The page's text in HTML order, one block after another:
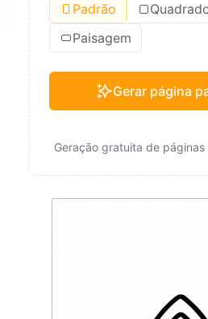
Padrão
Paisagem
Gerar página
Geração gratuita de